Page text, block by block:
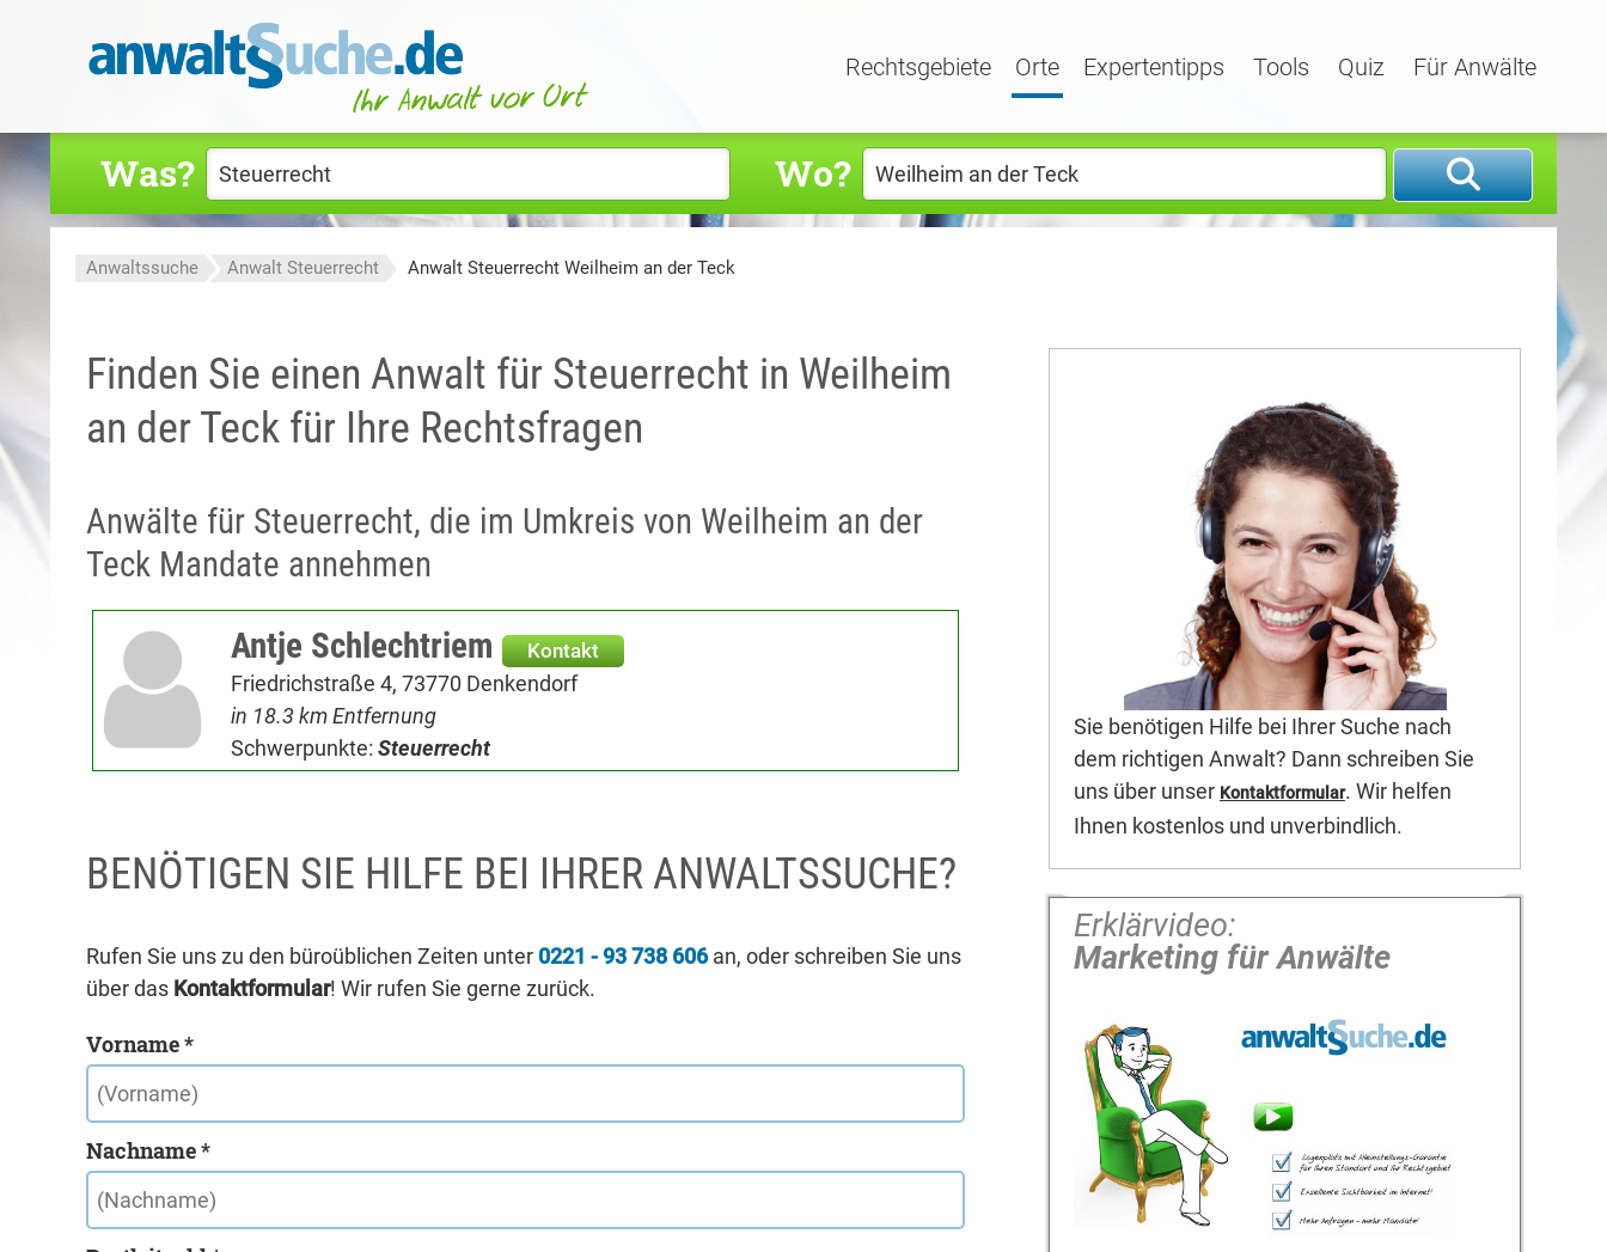
Rechtsgebiete Orte Expertentipps Tools Quiz Für Anwälte
Was? Wo?
Anwaltssuche Anwalt Steuerrecht Anwalt Steuerrecht Weilheim an der Teck
Finden Sie einen Anwalt für Steuerrecht in Weilheim
an der Teck für Ihre Rechtsfragen
Anwälte für Steuerrecht, die im Umkreis von Weilheim an der
Teck Mandate annehmen
Antje Schlechtriem
Kontakt
Friedrichstraße 4, 73770 Denkendorf
in 18.3 km Entfernung
Schwerpunkte: Steuerrecht
BENÖTIGEN SIE HILFE BEI IHRER ANWALTSSUCHE?
Rufen Sie uns zu den büroüblichen Zeiten unter 0221 - 93 738 606an, oder schreiben Sie uns
über das Kontaktformular! Wir rufen Sie gerne zurück.
Vorname *
Nachname *
Sie benötigen Hilfe bei Ihrer Suche nach
dem richtigen Anwalt? Dann schreiben Sie
uns über unser Kontaktformular. Wir helfen
Ihnen kostenlos und unverbindlich.
Erklärvideo:
Marketing für Anwälte